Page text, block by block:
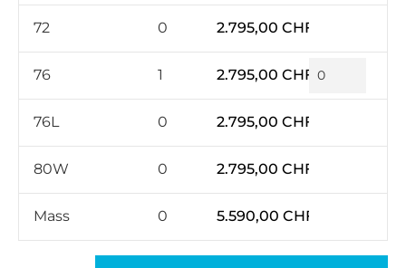
72 0 2.795,00 CHF*
76 1 2.795,00 CHF*
76L 0 2.795,00 CHF*
80W 0 2.795,00 CHF*
Mass 0 5.590,00 CHF*